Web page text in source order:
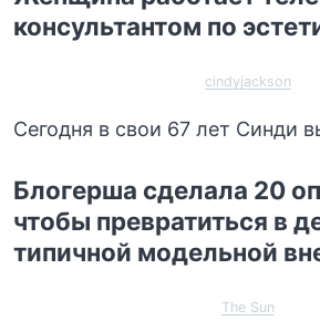
консультантом по
cindyjackson
Сегодня в свои 67 лет Синди
Блогерша сделала 20
чтобы превратиться в
типичной модельной
The Sun